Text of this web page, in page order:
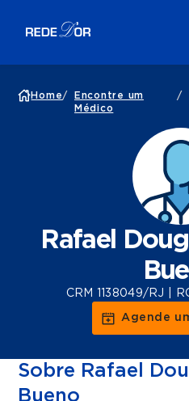
Home/
Encontre um
Médico
/
Rafael
CRM 1138049/RJ |
Agende
Sobre Rafael
Bueno